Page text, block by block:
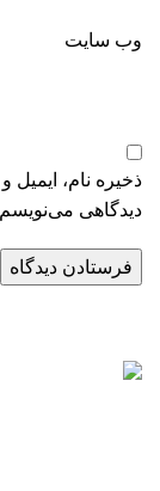
وب‌ سایت
ذخیره نام،
دیدگاهی